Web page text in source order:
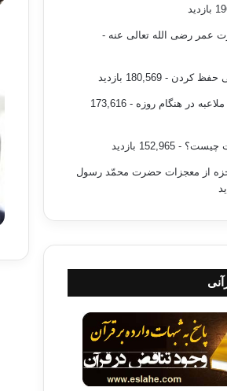
عمر رضی الله تعالی عنه -
حفظ کردن - 180,569 بازدید
در هنگام روزه
- 173,616
چیست؟ - 152,965 بازدید
از معجزات حضرت محمّد رسول